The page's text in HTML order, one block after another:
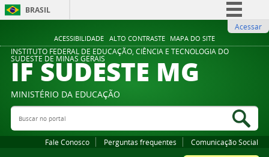
ACESSIBILIDADE ALTO CONTRASTE MAPA DO SITE
BRASIL
Comunica BR
Participe
Legislação
Acessar
INSTITUTO FEDERAL DE EDUCAÇÃO, CIÊNCIA E TECNOLOGIA DO
SUDESTE DE MINAS GERAIS
IF SUDESTE MG
MINISTÉRIO DA EDUCAÇÃO
Buscar no portal
Fale Conosco Perguntas frequentes Comunicação Social